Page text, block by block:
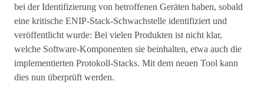
bei der Identifizierung von betroffenen Geräten haben, sobald
eine kritische ENIP-Stack-Schwachstelle identifiziert und
veröffentlicht wurde: Bei vielen Produkten ist nicht klar,
welche Software-Komponenten sie beinhalten, etwa auch die
implementierten Protokoll-Stacks. Mit dem neuen Tool kann
dies nun überprüft werden.